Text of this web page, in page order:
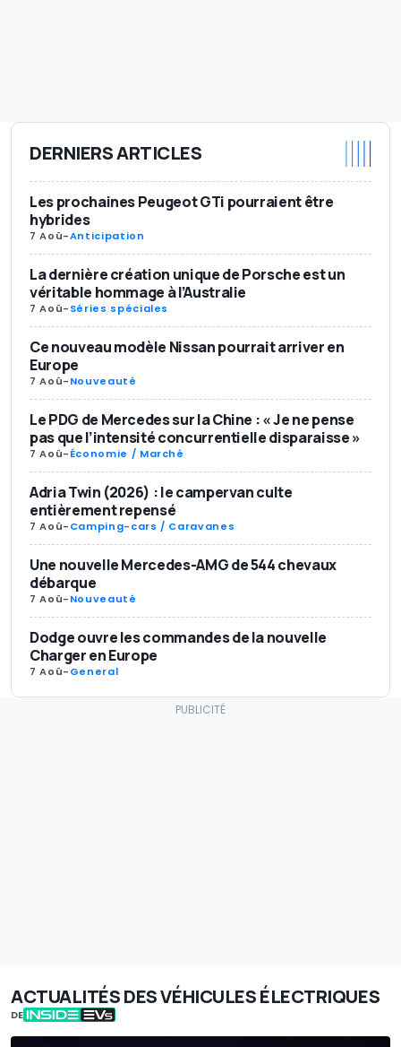
DERNIERS ARTICLES
Les prochaines Peugeot GTi pourraient être
hybrides
7 Aoû-Anticipation
La dernière création unique de Porsche est un
véritable hommage à l’Australie
7 Aoû-Séries spéciales
Ce nouveau modèle Nissan pourrait arriver en
Europe
7 Aoû-Nouveauté
Le PDG de Mercedes sur la Chine : « Je ne pense
pas que l’intensité concurrentielle disparaisse »
7 Aoû-Économie / Marché
Adria Twin (2026) : le campervan culte
entièrement repensé
7 Aoû-Camping-cars / Caravanes
Une nouvelle Mercedes-AMG de 544 chevaux
débarque
7 Aoû-Nouveauté
Dodge ouvre les commandes de la nouvelle
Charger en Europe
7 Aoû-General
ACTUALITÉS DES VÉHICULES ÉLECTRIQUES
DE